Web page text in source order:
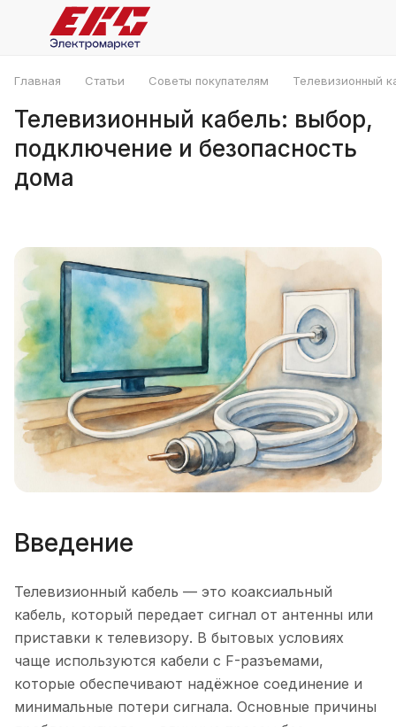
Главная Статьи Советы покупателям Телевизионный
Телевизионный кабель: выбор,
подключение и безопасность
дома
Введение
Телевизионный кабель — это коаксиальный
кабель, который передает сигнал от антенны или
приставки к телевизору. В бытовых условиях
чаще используются кабели с F-разъемами,
которые обеспечивают надёжное соединение и
минимальные потери сигнала. Основные причины